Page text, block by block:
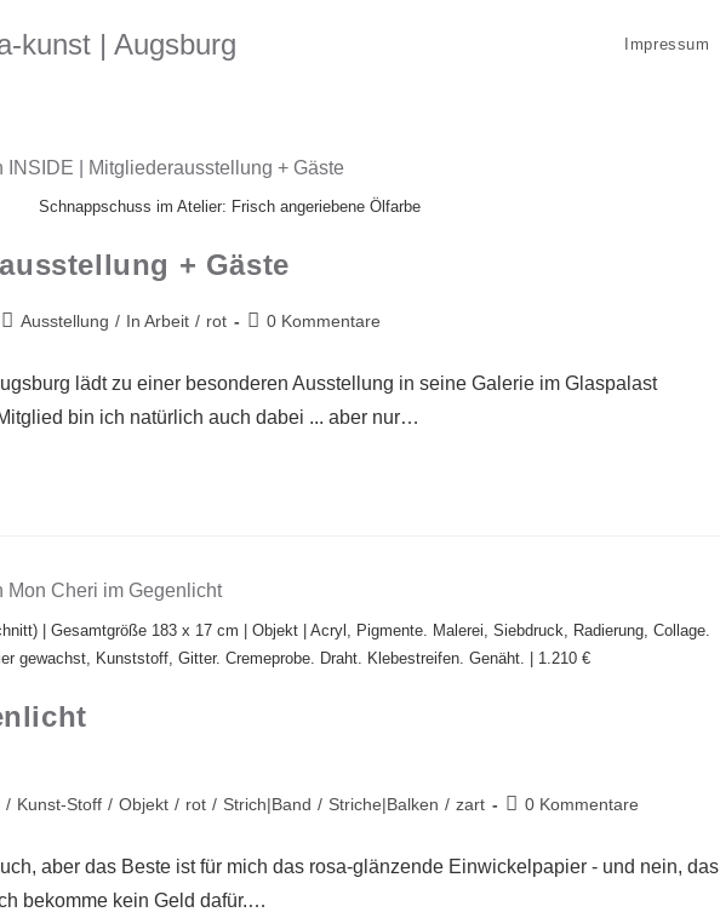
kunst | Augsburg Impressum
Schnappschuss im Atelier: Frisch angeriebene Ölfarbe
+ Gäste
Ausstellung / In Arbeit / rot 0 Kommentare
lädt zu einer besonderen Ausstellung in seine Galerie im Glaspalast
bin ich natürlich auch dabei ... aber nur…
| Gesamtgröße 183 x 17 cm | Objekt | Acryl, Pigmente. Malerei, Siebdruck, Radierung, Collage.
gewachst, Kunststoff, Gitter. Cremeprobe. Draht. Klebestreifen. Genäht. | 1.210 €
/ Kunst-Stoff / Objekt / rot / Strich|Band / Striche|Balken / zart 0 Kommentare
aber das Beste ist für mich das rosa-glänzende Einwickelpapier - und nein, das
bekomme kein Geld dafür.…